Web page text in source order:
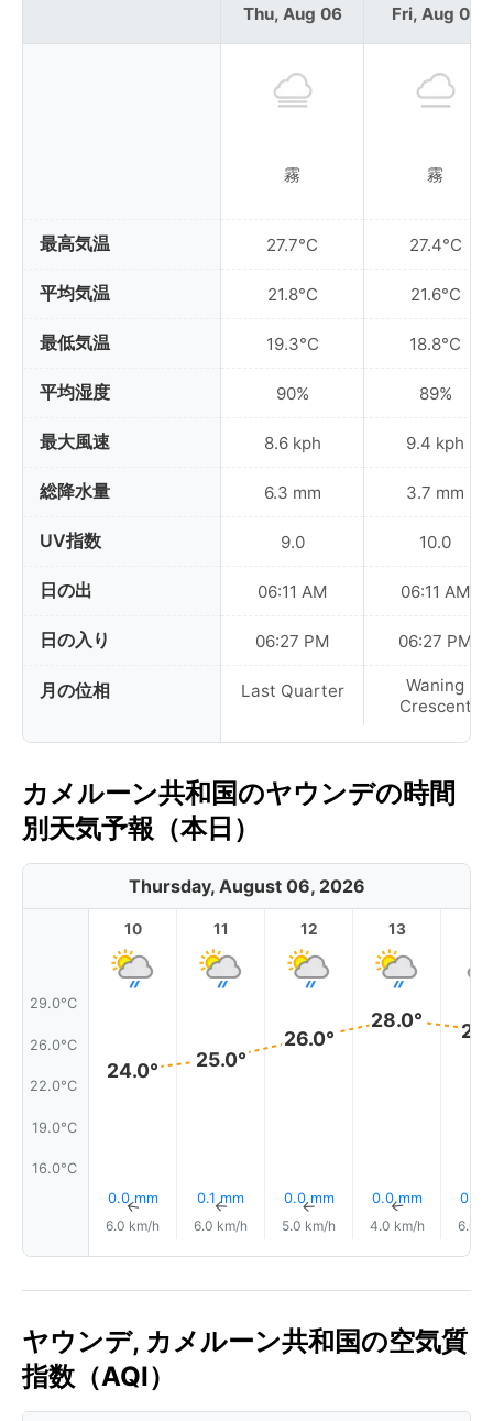
最高気温
平均気温
最低気温
平均湿度
最大風速
総降水量
UV指数
日の出
日の入り
月の位相
Thu, Aug 06
霧
27.7°C
21.8°C
19.3°C
90%
8.6 kph
6.3 mm
9.0
06:11 AM
06:27 PM
Last Quarter
Fri, Aug 07
霧
27.4°C
21.6°C
18.8°C
89%
9.4 kph
3.7 mm
10.0
06:11 AM
06:27 PM
Waning
Crescent
カメルーン共和国のヤウンデの時間
別天気予報（本日）
Thursday, August 06, 2026
29.0°C
26.0°C
22.0°C
19.0°C
16.0°C
10
24.0°
0.0 mm
↑
6.0 km/h
11
25.0°
0.1 mm
↑
6.0 km/h
12
26.0°
0.0 mm
↑
5.0 km/h
13
28.0°
0.0 mm
↑
4.0 km/h
0.9
6.0
ヤウンデ, カメルーン共和国の空気質
指数（AQI）